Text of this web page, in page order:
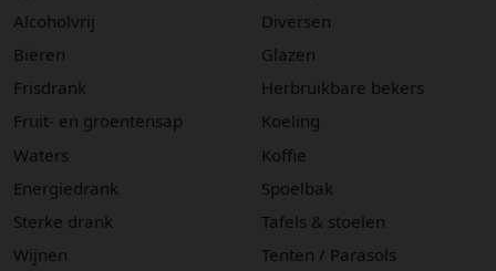
Alcoholvrij
Bieren
Frisdrank
Fruit- en groentensap
Waters
Energiedrank
Sterke drank
Wijnen
Diversen
Glazen
Herbruikbare bekers
Koeling
Koffie
Spoelbak
Tafels & stoelen
Tenten / Parasols